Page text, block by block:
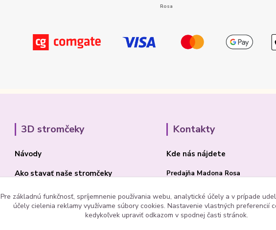
3D stromčeky
Návody
Ako stavať naše stromčeky
BLOG 3D
Akcia 2025
Kontakty
Kde nás nájdete
Predajňa Madona Rosa
PRIEVIDZA 97101
Pre základnú funkčnosť, spríjemnenie používania webu, analytické účely a v prípade
účely cielenia reklamy využívame súbory cookies. Nastavenie vlastných preferencií
kedykoľvek upraviť odkazom v spodnej časti stránok.